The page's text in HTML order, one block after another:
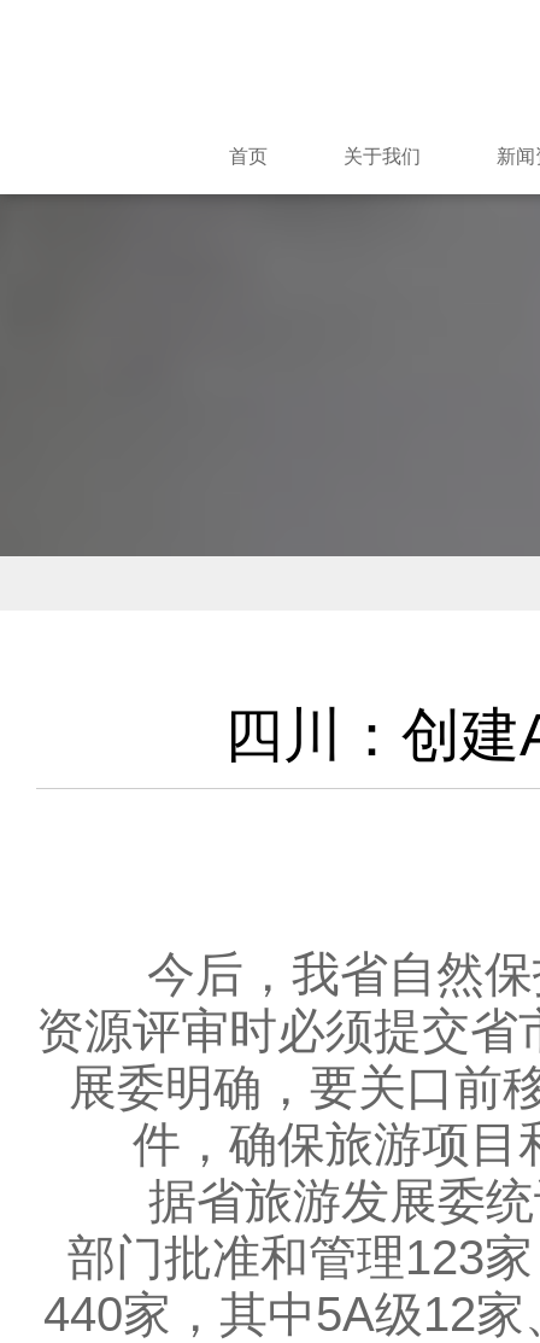
首页 关于我们 新闻
四川：创
今后，我省自然保
资源评审时必须提交
展委明确，要关口前
件，确保旅游项目
据省旅游发展委统
部门批准和管理123
440家，其中5A级12